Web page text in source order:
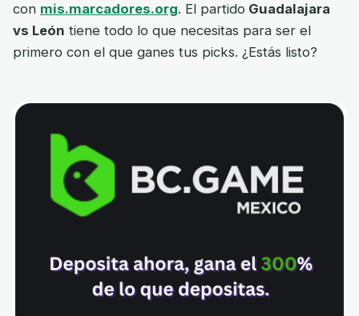
con mis.marcadores.org. El partido Guadalajara
vs León tiene todo lo que necesitas para ser el
primero con el que ganes tus picks. ¿Estás listo?